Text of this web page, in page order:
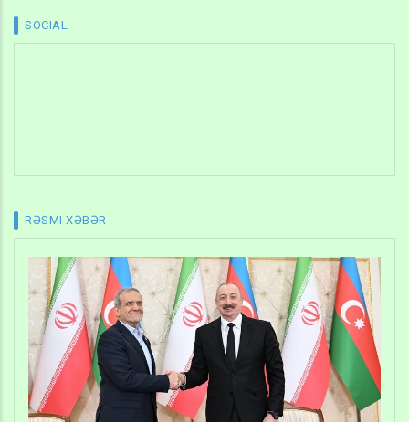
SOCIAL
RƏSMI XƏBƏR